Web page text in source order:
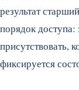
результат
порядок
присутствовать,
фиксируется